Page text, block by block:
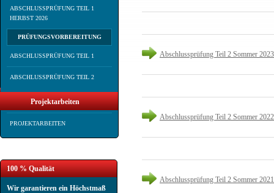
ABSCHLUSSPRÜFUNG TEIL 1
HERBST 2026
PRÜFUNGSVORBEREITUNG
ABSCHLUSSPRÜFUNG TEIL 1
ABSCHLUSSPRÜFUNG TEIL 2
Projektarbeiten
PROJEKTARBEITEN
100 % Qualität
Wir garantieren ein Höchstmaß
Abschlussprüfung Teil 2 Sommer 2023
Abschlussprüfung Teil 2 Sommer 2022
Abschlussprüfung Teil 2 Sommer 2021